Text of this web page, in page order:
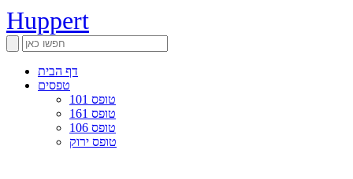
Huppert
דף הבית
טפסים
טופס 101
טופס 161
טופס 106
טופס ירוק